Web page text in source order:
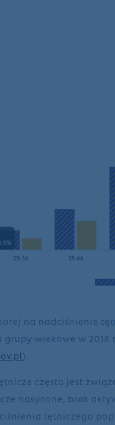
na nadciśnienie
grupy wiekowe w 2018 r.
).
często jest
nasycone, brak
tętniczego